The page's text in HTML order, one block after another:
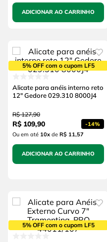
ADICIONAR AO CARRINHO
5% OFF com o cupom LF5
Alicate para anéis interno reto
12" Gedore 029.310 8000J4
R$ 127,90
R$ 109,90 -14%
Ou em até 10xde R$ 11,57
ADICIONAR AO CARRINHO
5% OFF com o cupom LF5